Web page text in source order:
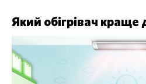
Який обігрівач краще
Замовити